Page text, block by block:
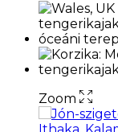
Zoom